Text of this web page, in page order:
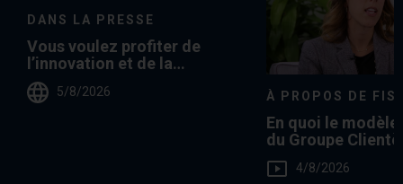
DANS LA PRESSE
Vous voulez profiter de
l’innovation et de la
croissance ? Investissez en
actions5/8/2026 À PROPOS DE
En quoi le
du Groupe
de Fisher
un avantage pour
4/8/2026